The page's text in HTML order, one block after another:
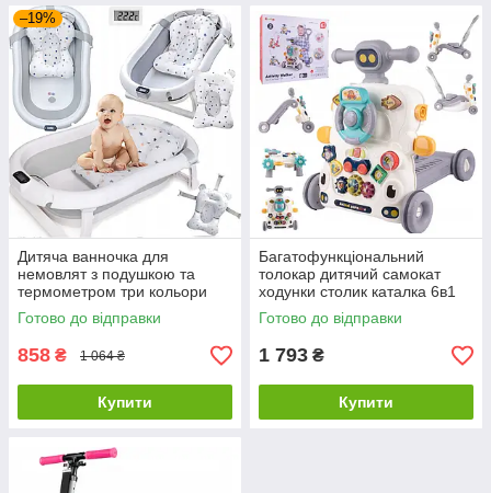
–19%
Дитяча ванночка для
немовлят з подушкою та
термометром три кольори
Готово до відправки
858 ₴ 1 064 ₴
Купити
Багатофункціональний
толокар дитячий самокат
ходунки столик каталка 6в1
Activity Walker
Готово до відправки
1 793 ₴
Купити